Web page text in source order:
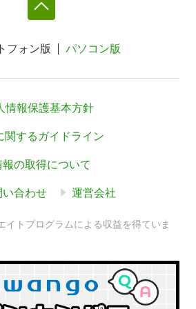
フォン版 パソコン版
情報保護基本方針
関するガイドライン
の取得について
い合わせ 運営会社
イトプログラムによる収益を得ていま